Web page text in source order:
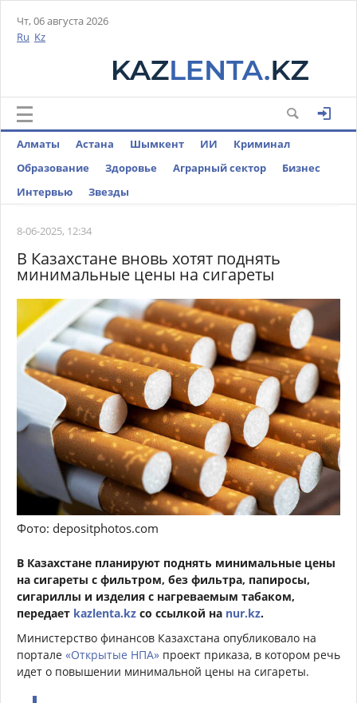
Чт, 06 августа 2026
Ru Kz
Алматы Астана Шымкент ИИ
Криминал
Образование
Здоровье Аграрный сектор
Бизнес
Интервью
Звезды
8-06-2025, 12:34
В Казахстане вновь хотят поднять
минимальные цены на сигареты
Фото: depositphotos.com
В Казахстане планируют поднять минимальные цены
на сигареты с фильтром, без фильтра, папиросы,
сигариллы и изделия с нагреваемым табаком,
передает kazlenta.kz со ссылкой на nur.kz.
Министерство финансов Казахстана опубликовало на
портале «Открытые НПА» проект приказа, в котором речь
идет о повышении минимальной цены на сигареты.